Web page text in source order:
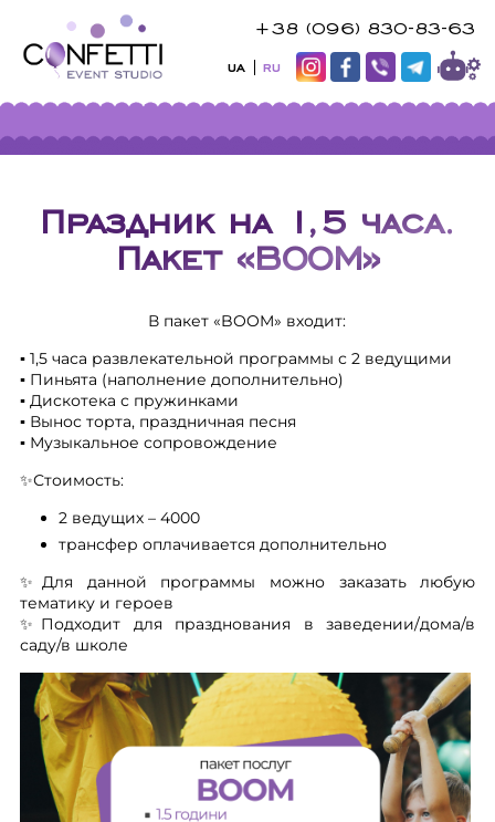
+38 (096) 830-83-63
UA RU
Праздник на 1,5 часа.
Пакет «BOOM»
В пакет «BOOM» входит:
▪️ 1,5 часа развлекательной программы с 2 ведущими
▪️ Пиньята (наполнение дополнительно)
▪️ Дискотека с пружинками
▪️ Вынос торта, праздничная песня
▪️ Музыкальное сопровождение
✨Стоимость:
2 ведущих – 4000
трансфер оплачивается дополнительно
✨Для данной программы можно заказать любую
тематику и героев
✨Подходит для празднования в заведении/дома/в
саду/в школе